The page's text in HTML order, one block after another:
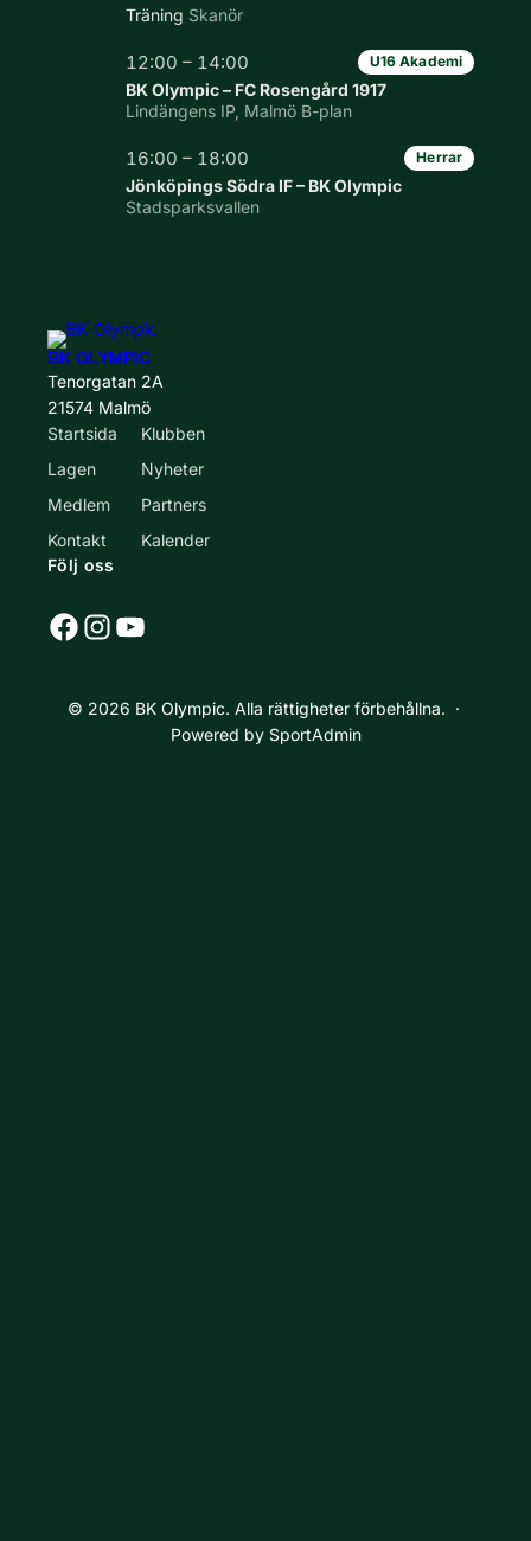
Träning Skanör
12:00 – 14:00 U16 Akademi
BK Olympic – FC Rosengård 1917
Lindängens IP, Malmö B-plan
16:00 – 18:00 Herrar
Jönköpings Södra IF – BK Olympic
Stadsparksvallen
BK OLYMPIC
Tenorgatan 2A
21574 Malmö
Startsida
Klubben
Lagen
Nyheter
Medlem
Partners
Kontakt
Kalender
Följ oss
Facebook
Instagram
YouTube
© 2026 BK Olympic. Alla rättigheter förbehållna. ·
Powered by SportAdmin